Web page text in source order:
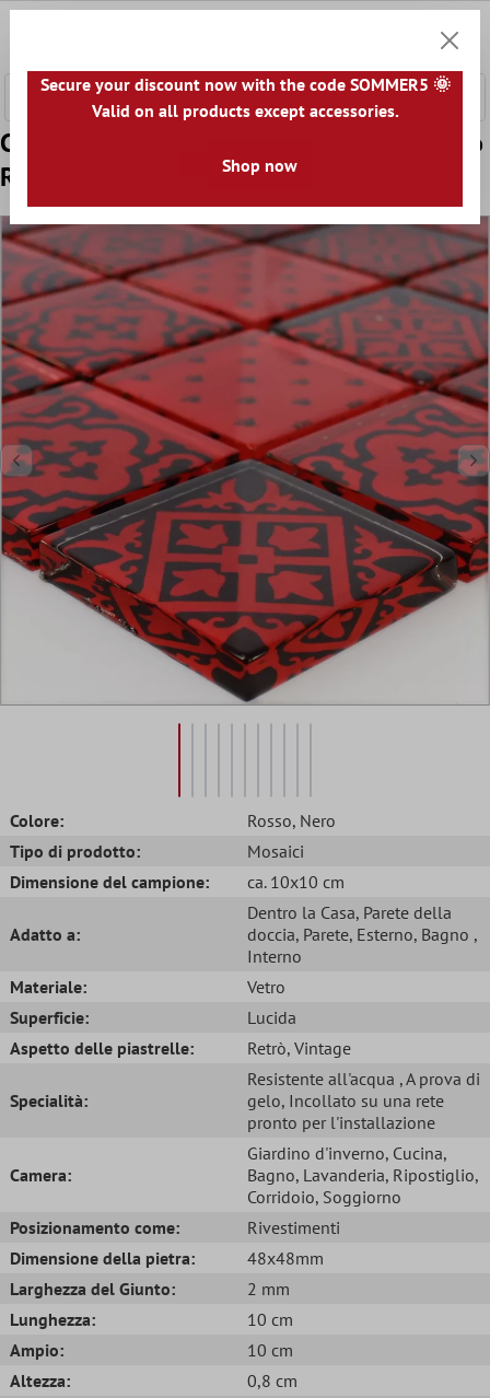
Campione Mosaico Vetro Barock Ornamento
Rosso
Colore: Rosso, Nero
Tipo di prodotto:
Mosaici
Dimensione del campione:
ca. 10x10 cm
Adatto a:
Dentro la Casa, Parete della
doccia, Parete, Esterno, Bagno ,
Interno
Materiale:
Vetro
Superficie:
Lucida
Aspetto delle piastrelle:
Retrò, Vintage
Specialità:
Resistente all'acqua , A prova di
gelo, Incollato su una rete
pronto per l'installazione
Camera:
Giardino d'inverno, Cucina,
Bagno, Lavanderia, Ripostiglio,
Corridoio, Soggiorno
Posizionamento come:
Rivestimenti
Dimensione della pietra:
48x48mm
Larghezza del Giunto:
2 mm
Lunghezza:
10 cm
Ampio:
10 cm
Altezza:
0,8 cm
Secure your discount now with the code SOMMER5 🌞
Valid on all products except accessories.
Shop now